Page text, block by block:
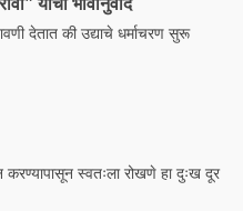
याचा भावानुवाद
देतात की उद्याचे धर्माचरण सुरू
करण्यापासून स्वतःला रोखणे हा दुःख दूर